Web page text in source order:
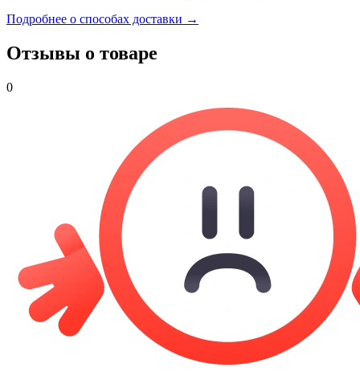
Подробнее о способах доставки →
Отзывы о товаре
0